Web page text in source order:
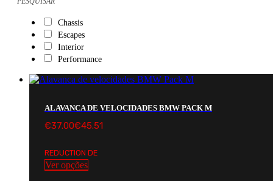
Chassis
Escapes
Interior
Performance
ALAVANCA DE VELOCIDADES BMW PACK M
€37.00€45.51
REDUCTION DE
Ver opções